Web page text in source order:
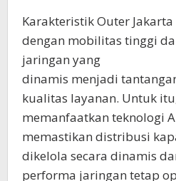
Karakteristik Outer
dengan mobilitas tinggi
jaringan yang
dinamis menjadi
kualitas layanan. Untuk
memanfaatkan teknologi
memastikan distribusi
dikelola secara dinamis
performa jaringan tetap